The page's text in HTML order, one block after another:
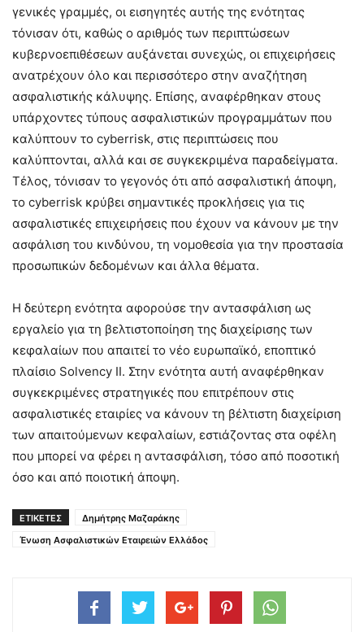
γενικές γραμμές, οι εισηγητές αυτής της ενότητας
τόνισαν ότι, καθώς ο αριθμός των περιπτώσεων
κυβερνοεπιθέσεων αυξάνεται συνεχώς, οι επιχειρήσεις
ανατρέχουν όλο και περισσότερο στην αναζήτηση
ασφαλιστικής κάλυψης. Επίσης, αναφέρθηκαν στους
υπάρχοντες τύπους ασφαλιστικών προγραμμάτων που
καλύπτουν το cyberrisk, στις περιπτώσεις που
καλύπτονται, αλλά και σε συγκεκριμένα παραδείγματα.
Τέλος, τόνισαν το γεγονός ότι από ασφαλιστική άποψη,
το cyberrisk κρύβει σημαντικές προκλήσεις για τις
ασφαλιστικές επιχειρήσεις που έχουν να κάνουν με την
ασφάλιση του κινδύνου, τη νομοθεσία για την προστασία
προσωπικών δεδομένων και άλλα θέματα.
Η δεύτερη ενότητα αφορούσε την αντασφάλιση ως
εργαλείο για τη βελτιστοποίηση της διαχείρισης των
κεφαλαίων που απαιτεί το νέο ευρωπαϊκό, εποπτικό
πλαίσιο Solvency II. Στην ενότητα αυτή αναφέρθηκαν
συγκεκριμένες στρατηγικές που επιτρέπουν στις
ασφαλιστικές εταιρίες να κάνουν τη βέλτιστη διαχείριση
των απαιτούμενων κεφαλαίων, εστιάζοντας στα οφέλη
που μπορεί να φέρει η αντασφάλιση, τόσο από ποσοτική
όσο και από ποιοτική άποψη.
ΕΤΙΚΕΤΕΣ
Δημήτρης Μαζαράκης
Ένωση Ασφαλιστικών Εταιρειών Ελλάδος